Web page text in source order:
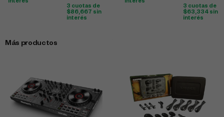
interés
3 cuotas de
$86,667 sin
interés
interés
3 cuotas de
$63,334sin
interés
Más productos